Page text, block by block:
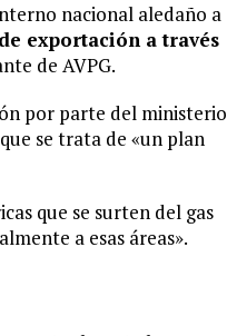
nacional aledaño a
exportación a través
de AVPG.
por parte del ministerio
se trata de «un plan
que se surten del gas
a esas áreas».